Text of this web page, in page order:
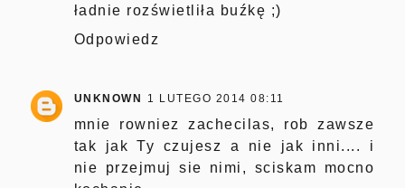
ładnie rozświetliła buźkę ;)
Odpowiedz
UNKNOWN 1 LUTEGO 2014 08:11
mnie rowniez zachecilas, rob zawsze
tak jak Ty czujesz a nie jak inni.... i
nie przejmuj sie nimi, sciskam mocno